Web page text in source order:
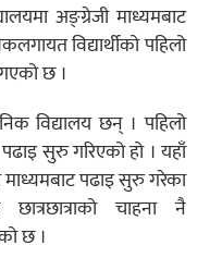
अङ्ग्रेजी माध्यमबाट
विद्यार्थीको पहिलो
छ ।
विद्यालय छन् । पहिलो
सुरु गरिएको हो । यहाँ
माध्यमबाट पढाइ सुरु गरेका
चाहना नै
छ ।